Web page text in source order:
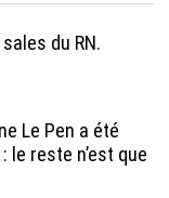
du RN.
Le Pen a été
le reste n’est que